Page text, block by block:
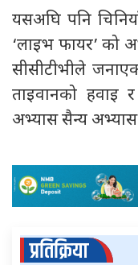
यसअघि पनि
‘लाइभ फायर’ को
सीसीटीभीले
ताइवानको हवाइ
अभ्यास सैन्य अभ्यास
प्रतिक्रिया